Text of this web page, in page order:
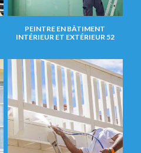
PEINTRE EN BÂTIMENT
INTÉRIEUR ET EXTÉRIEUR 52